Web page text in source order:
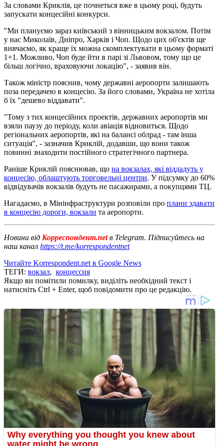
За словами Криклія, це почнеться вже в цьому році, будуть
запускати концесійні конкурси.
"Ми плануємо зараз київський з вінницьким вокзалом. Потім
у нас Миколаїв, Дніпро, Харків і Чоп. Щодо цих об'єктів ще
вивчаємо, як краще їх можна скомплектувати в цьому форматі
1+1. Можливо, Чоп буде йти в парі зі Львовом, тому що це
більш логічно, враховуючи локацію", - заявив він.
Також міністр пояснив, чому державні аеропорти залишають
поза передачею в концесію. За його словами, Україна не хотіла
б їх "дешево віддавати".
"Тому з тих концесійних проектів, державних аеропортів ми
взяли паузу до періоду, коли авіація відновиться. Щодо
регіональних аеропортів, які на балансі облрад - там інша
ситуація", - зазначив Криклій, додавши, що вони також
повинні знаходити постійного стратегічного партнера.
Раніше Криклій пояснював, що на вокзалах, які віддадуть у
концесію, облаштують торговельні центри. У підсумку до 60%
відвідувачів вокзалів будуть не пасажирами, а покупцями ТЦ.
Нагадаємо, в Мінінфраструктури розповіли про плани здавати
в концесію дороги, вокзали та аеропорти.
Новини від Корреспондент.netв Telegram. Підписуйтесь на
наш канал https://t.me/korrespondentnet
Читайте Korrespondent.net в Google News
ТЕГИ: вокзал, концессия
Якщо ви помітили помилку, виділіть необхідний текст і
натисніть Ctrl + Enter, щоб повідомити про це редакцію.